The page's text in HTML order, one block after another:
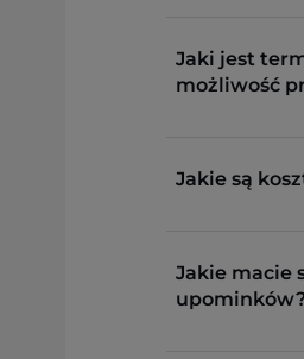
Jaki jest
możliwość
Jakie są
Jakie macie